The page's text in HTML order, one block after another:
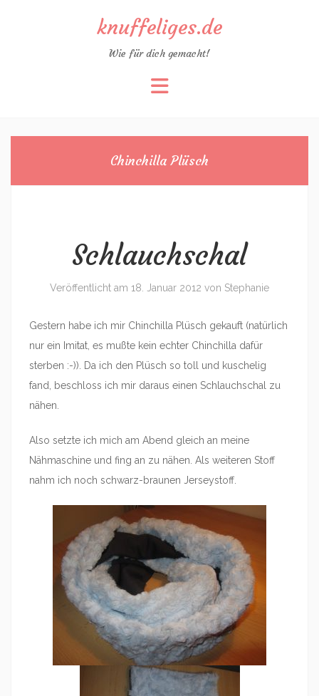
knuffeliges.de
Wie für dich gemacht!
Chinchilla Plüsch
Schlauchschal
Veröffentlicht am 18. Januar 2012 von Stephanie
Gestern habe ich mir Chinchilla Plüsch gekauft (natürlich
nur ein Imitat, es mußte kein echter Chinchilla dafür
sterben :-)). Da ich den Plüsch so toll und kuschelig
fand, beschloss ich mir daraus einen Schlauchschal zu
nähen.
Also setzte ich mich am Abend gleich an meine
Nähmaschine und fing an zu nähen. Als weiteren Stoff
nahm ich noch schwarz-braunen Jerseystoff.